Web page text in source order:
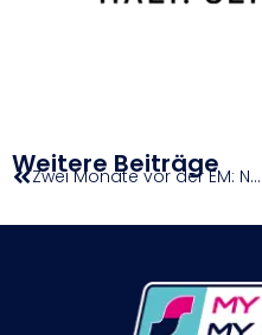
Weitere Beiträge Zwei Monate vor der EM: Nationaltrainer ziehen positive Bilanz